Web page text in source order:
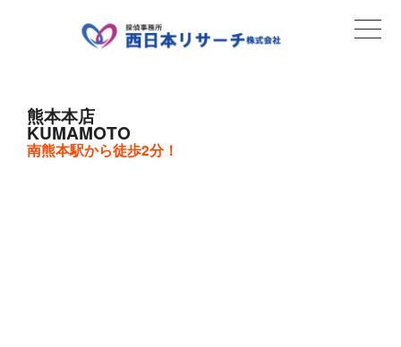
熊本本店
KUMAMOTO
南熊本駅から徒歩2分！